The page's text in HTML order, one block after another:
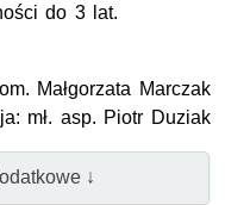
do 3 lat.
Małgorzata Marczak
mł. asp. Piotr Duziak
↓